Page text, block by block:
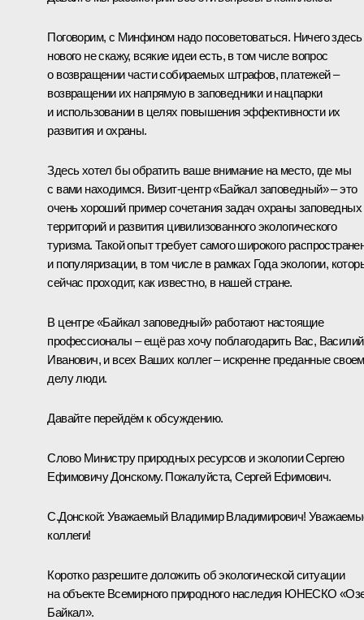
Поговорим, с Минфином надо посоветоваться. Ничего здесь
нового не скажу, всякие идеи есть, в том числе вопрос
о возвращении части собираемых штрафов, платежей –
возвращении их напрямую в заповедники и нацпарки
и использовании в целях повышения эффективности их
развития и охраны.
Здесь хотел бы обратить ваше внимание на место, где мы
с вами находимся. Визит-центр «Байкал заповедный» – это
очень хороший пример сочетания задач охраны заповедных
территорий и развития цивилизованного экологического
туризма. Такой опыт требует самого широкого
и популяризации, в том числе в рамках Года экологии,
сейчас проходит, как известно, в нашей стране.
В центре «Байкал заповедный» работают настоящие
профессионалы – ещё раз хочу поблагодарить Вас, Василий
Иванович, и всех Ваших коллег – искренне преданные
делу люди.
Давайте перейдём к обсуждению.
Слово Министру природных ресурсов и экологии Сергею
Ефимовичу Донскому. Пожалуйста, Сергей Ефимович.
С.Донской: Уважаемый Владимир Владимирович!
коллеги!
Коротко разрешите доложить об экологической ситуации
на объекте Всемирного природного наследия ЮНЕСКО
Байкал».